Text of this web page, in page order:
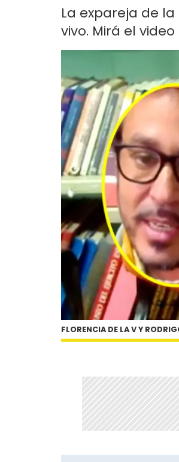
La expareja de
vivo. Mirá el
FLORENCIA DE LA V Y